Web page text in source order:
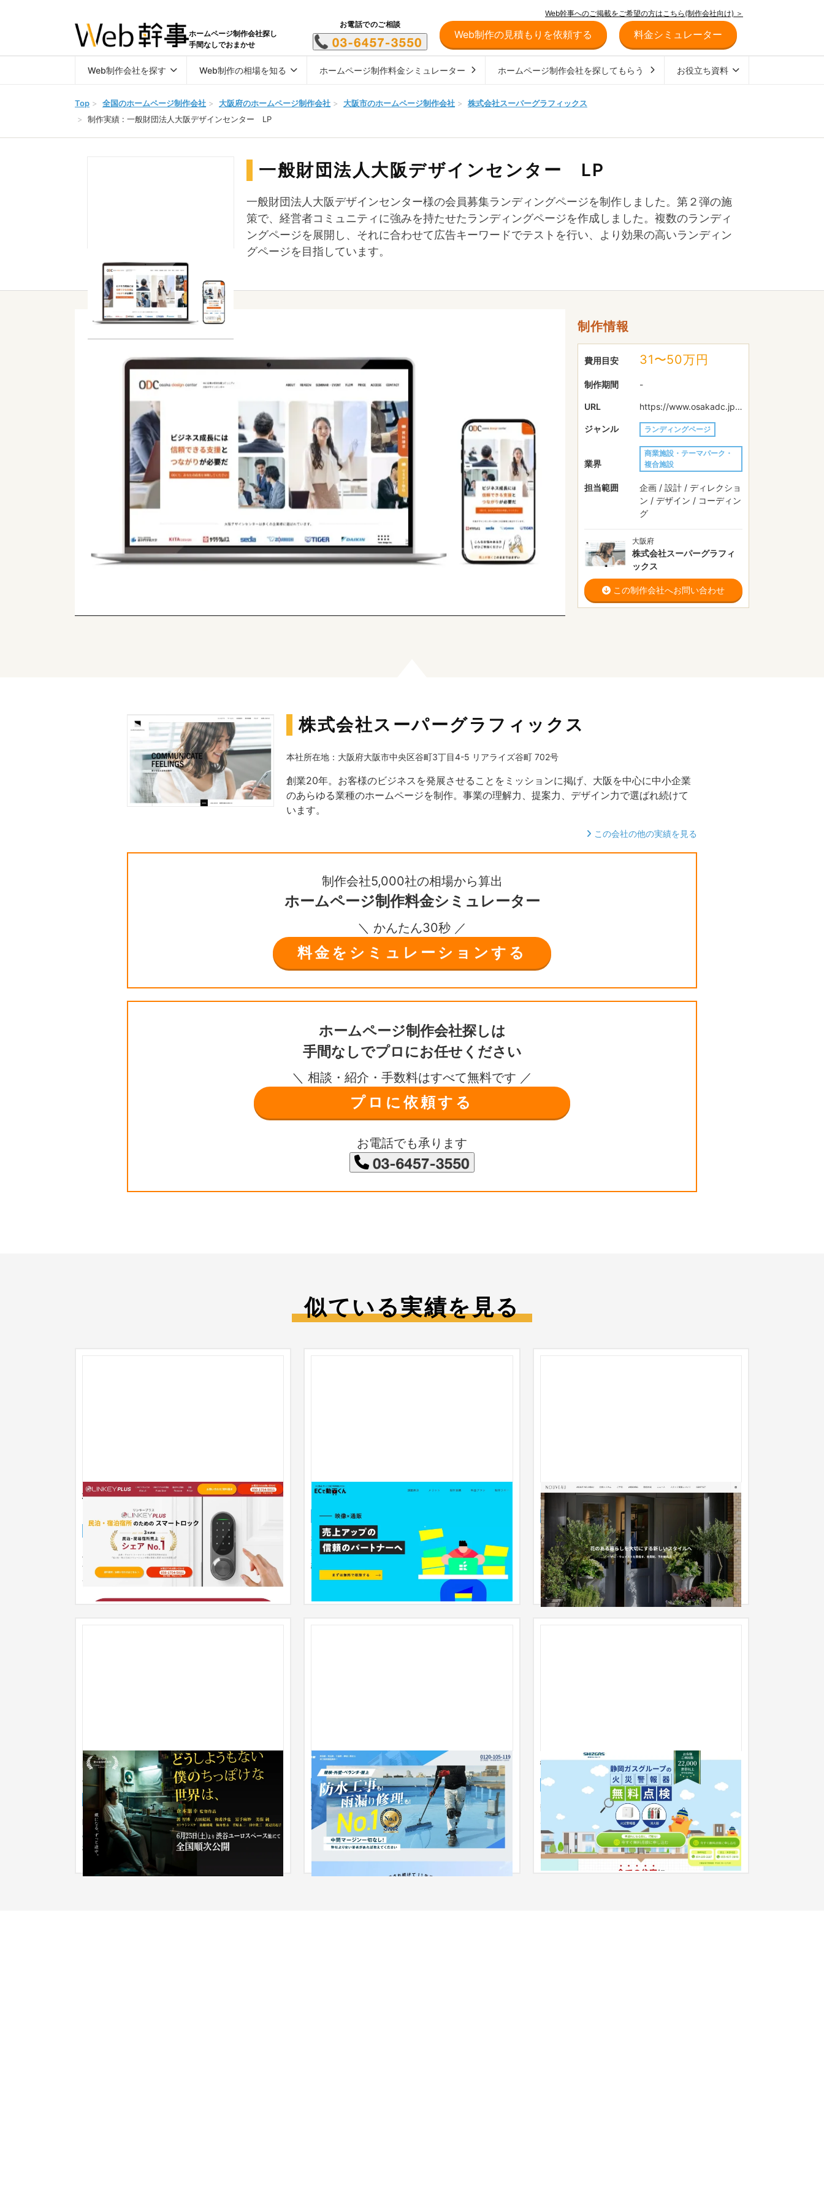
ホームページ制作会社探し
手間なしでおまかせ
Web幹事へのご掲載をご希望の方はこちら(制作会社向け) ＞
お電話でのご相談
Web制作の見積もりを依頼する 料金シミュレーター
Web制作会社を探す Web制作の相場を知る ホームページ制作料金シミュレーター ホームページ制作会社を探してもらう お役立ち資料
Top > 全国のホームページ制作会社 > 大阪府のホームページ制作会社 > 大阪市のホームページ制作会社 >
株式会社スーパーグラフィックス
>
制作実績 : 一般財団法人大阪デザインセンター LP
一般財団法人大阪デザインセンター LP
一般財団法人大阪デザインセンター様の会員募集ランディングページを制作しました。第２弾の施
策で、経営者コミュニティに強みを持たせたランディングページを作成しました。複数のランディ
ングページを展開し、それに合わせて広告キーワードでテストを行い、より効果の高いランディン
グページを目指しています。
制作情報
費用目安 31〜50万円
制作期間 -
URL https://www.osakadc.jp/lp/community/
ジャンル ランディングページ
業界
商業施設・テーマパーク・
複合施設
担当範囲
企画 / 設計 / ディレクショ
ン / デザイン / コーディン
グ
大阪府
株式会社スーパーグラフィ
ックス
この制作会社へお問い合わせ
株式会社スーパーグラフィックス
本社所在地：大阪府大阪市中央区谷町3丁目4-5 リアライズ谷町 702号
創業20年。お客様のビジネスを発展させることをミッションに掲げ、大阪を中心に中小企業
のあらゆる業種のホームページを制作。事業の理解力、提案力、デザイン力で選ばれ続けて
います。
この会社の他の実績を見る
制作会社5,000社の相場から算出
ホームページ制作料金シミュレーター
＼ かんたん30秒 ／
料金をシミュレーションする
ホームページ制作会社探しは
手間なしでプロにお任せください
＼ 相談・紹介・手数料はすべて無料です ／
プロに依頼する
お電話でも承ります
似ている実績を見る
株式会社ユーエムイー（ランディングペー
ランディングページ IT・Webサービス 51〜100万円
顧客インタビューを通じた顧客ニーズの理解や、競
合製品比較によるサービスの優位性の理解など。顧
客ニーズに合わせ、他社と同質...
ECで動画くん
ランディングページ
福岡の編集プロダクションinten様が、新しくEC事
業者向けの動画制作サービスを始めることに。 「一
緒にサービスを作り上げていき...
atelier NOUVEAU ランディングページ
ランディングページ インテリア・雑貨
会員制のフラワーショップ、アトリエヌーヴォー様
の公式LPを制作いたしました。 色調やお店のビジョ
ンを考慮し、上品でお洒落な...
映画「どうしようもない僕のちっぽけな世
界は、」LP
ランディングページ 芸能・アーティスト・音楽
映画「どうしようもない僕のちっぽけな世界は、」
のランディングページを作成いたしました。劇中の
様々なシーンを散りばめ、映画...
ランディングページ
ランディングページ 建設・工務店・住宅・リフォーム
株式会社リンクス様が展開するサービス【ホームド
クター119番】のランディングページを新規作成し
ました。
静岡ガスリビング
ランディングページ 工業・インフラ・物流
静岡ガスリビング様は、地域のお客様の暮らしをサ
ポートするため幅広いサービスを提供しています。
ガス機器の取り扱いはもちろん...